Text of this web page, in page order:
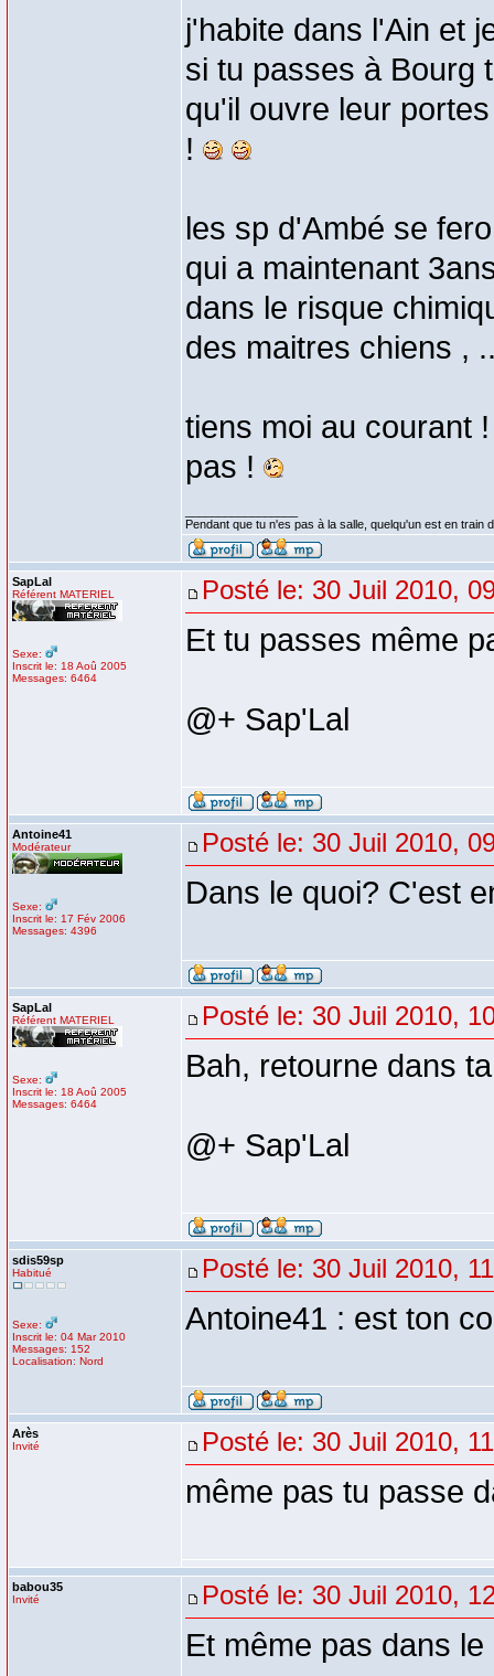
j'habite dans l'Ain et
si tu passes à Bourg
qu'il ouvre leur
!
les sp d'Ambé se
qui a maintenant
dans le risque
des maitres chiens ,
tiens moi au courant
pas !
Pendant que tu n'es pas à la salle, quelqu'un est en train
SapLal
Référent MATERIEL
Sexe:
Inscrit le: 18 Aoû 2005
Messages: 6464
Posté le: 30 Juil 2010,
Et tu passes même
@+ Sap'Lal
Antoine41
Modérateur
Sexe:
Inscrit le: 17 Fév 2006
Messages: 4396
Posté le: 30 Juil 2010,
Dans le quoi? C'est
SapLal
Référent MATERIEL
Sexe:
Inscrit le: 18 Aoû 2005
Messages: 6464
Posté le: 30 Juil 2010,
Bah, retourne dans
@+ Sap'Lal
sdis59sp
Habitué
Sexe:
Inscrit le: 04 Mar 2010
Messages: 152
Localisation: Nord
Posté le: 30 Juil 2010,
Antoine41 : est ton
Arès
Invité Posté le: 30 Juil 2010,
même pas tu passe
babou35
Invité Posté le: 30 Juil 2010,
Et même pas dans